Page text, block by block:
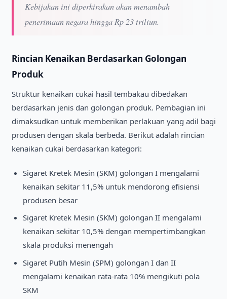
Kebijakan ini diperkirakan akan menambah
penerimaan negara hingga Rp 23 triliun.
Rincian Kenaikan Berdasarkan Golongan
Produk
Struktur kenaikan cukai hasil tembakau dibedakan
berdasarkan jenis dan golongan produk. Pembagian ini
dimaksudkan untuk memberikan perlakuan yang adil bagi
produsen dengan skala berbeda. Berikut adalah rincian
kenaikan cukai berdasarkan kategori:
Sigaret Kretek Mesin (SKM) golongan I mengalami
kenaikan sekitar 11,5% untuk mendorong efisiensi
produsen besar
Sigaret Kretek Mesin (SKM) golongan II mengalami
kenaikan sekitar 10,5% dengan mempertimbangkan
skala produksi menengah
Sigaret Putih Mesin (SPM) golongan I dan II
mengalami kenaikan rata-rata 10% mengikuti pola
SKM